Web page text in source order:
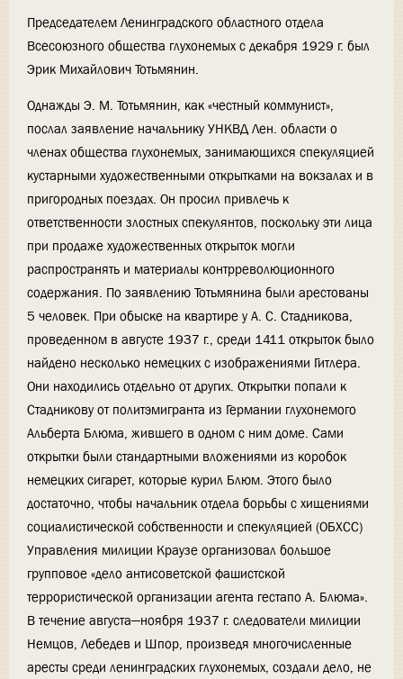
Председателем Ленинградского областного отдела
Всесоюзного общества глухонемых с декабря 1929 г. был
Эрик Михайлович Тотьмянин.
Однажды Э. М. Тотьмянин, как «честный коммунист»,
послал заявление начальнику УНКВД Лен. области о
членах общества глухонемых, занимающихся спекуляцией
кустарными художественными открытками на вокзалах и в
пригородных поездах. Он просил привлечь к
ответственности злостных спекулянтов, поскольку эти лица
при продаже художественных открыток могли
распространять и материалы контрреволюционного
содержания. По заявлению Тотьмянина были арестованы
5 человек. При обыске на квартире у А. С. Стадникова,
проведенном в августе 1937 г., среди 1411 открыток было
найдено несколько немецких с изображениями Гитлера.
Они находились отдельно от других. Открытки попали к
Стадникову от политэмигранта из Германии глухонемого
Альберта Блюма, жившего в одном с ним доме. Сами
открытки были стандартными вложениями из коробок
немецких сигарет, которые курил Блюм. Этого было
достаточно, чтобы начальник отдела борьбы с хищениями
социалистической собственности и спекуляцией (ОБХСС)
Управления милиции Краузе организовал большое
групповое «дело антисоветской фашистской
террористической организации агента гестапо А. Блюма».
В течение августа—ноября 1937 г. следователи милиции
Немцов, Лебедев и Шпор, произведя многочисленные
аресты среди ленинградских глухонемых, создали дело, не